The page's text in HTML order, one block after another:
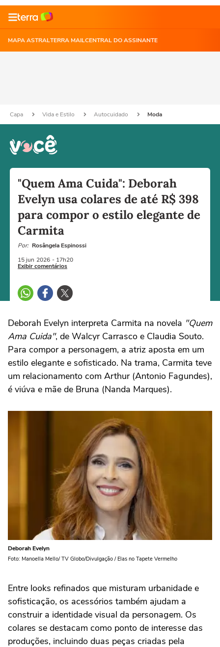
MAPA ASTRALTERRA MAILCENTRAL DO ASSINANTE
Capa Vida e Estilo Autocuidado Moda
"Quem Ama Cuida": Deborah
Evelyn usa colares de até R$ 398
para compor o estilo elegante de
Carmita
Por: Rosângela Espinossi
15 jun 2026 - 17h20
Exibir comentários
Deborah Evelyn interpreta Carmita na novela "Quem
Ama Cuida", de Walcyr Carrasco e Claudia Souto.
Para compor a personagem, a atriz aposta em um
estilo elegante e sofisticado. Na trama, Carmita teve
um relacionamento com Arthur (Antonio Fagundes),
é viúva e mãe de Bruna (Nanda Marques).
Deborah Evelyn
Foto: Manoella Mello/ TV Globo/Divulgação / Elas no Tapete Vermelho
Entre looks refinados que misturam urbanidade e
sofisticação, os acessórios também ajudam a
construir a identidade visual da personagem. Os
colares se destacam como ponto de interesse das
produções, incluindo duas peças criadas pela